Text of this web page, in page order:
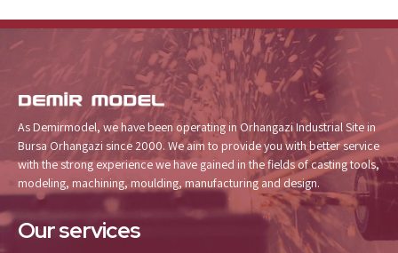
As Demirmodel, we have been operating in Orhangazi Industrial Site in
Bursa Orhangazi since 2000. We aim to provide you with better service
with the strong experience we have gained in the fields of casting tools,
modeling, machining, moulding, manufacturing and design.
Our services